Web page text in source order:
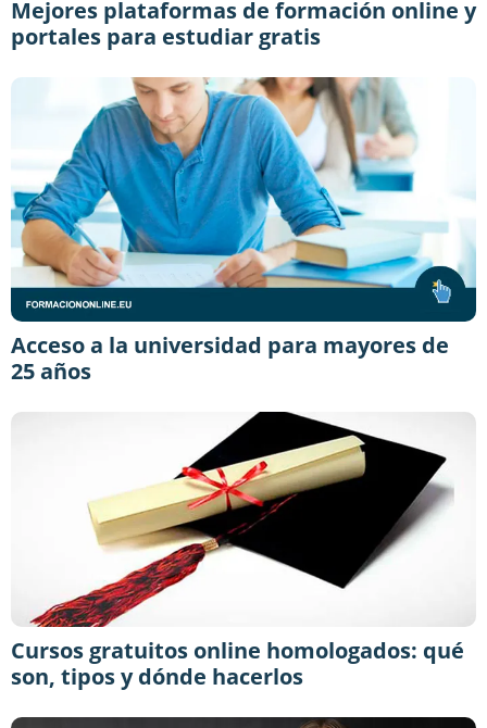
Mejores plataformas de formación online y
portales para estudiar gratis
Acceso a la universidad para mayores de
25 años
Cursos gratuitos online homologados: qué
son, tipos y dónde hacerlos